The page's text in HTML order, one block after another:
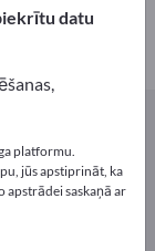
– Biznesa
datu
platformu.
jūs apstiprināt, ka
apstrādei saskaņā ar